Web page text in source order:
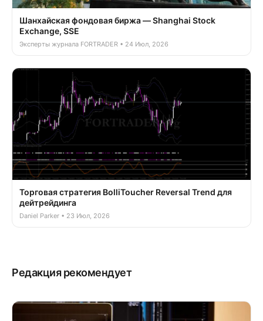
Шанхайская фондовая биржа — Shanghai Stock
Exchange, SSE
Эксперты журнала FORTRADER • 24 Июл, 2026
Торговая стратегия BolliToucher Reversal Trend для
дейтрейдинга
Daniel Parker • 23 Июл, 2026
Редакция рекомендует